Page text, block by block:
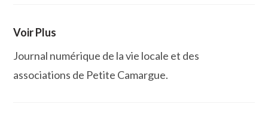
Voir Plus
Journal numérique de la vie locale et des
associations de Petite Camargue.